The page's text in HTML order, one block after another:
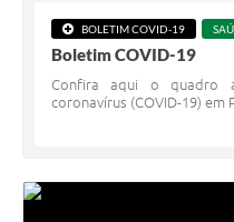
BOLETIM COVID-19
Boletim COVID-19
Confira aqui o quadro
coronavírus (COVID-19) em